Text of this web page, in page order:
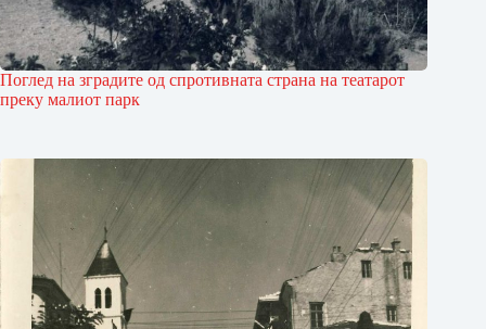
Поглед на зградите од спротив­ната страна на театарот
преку малиот парк